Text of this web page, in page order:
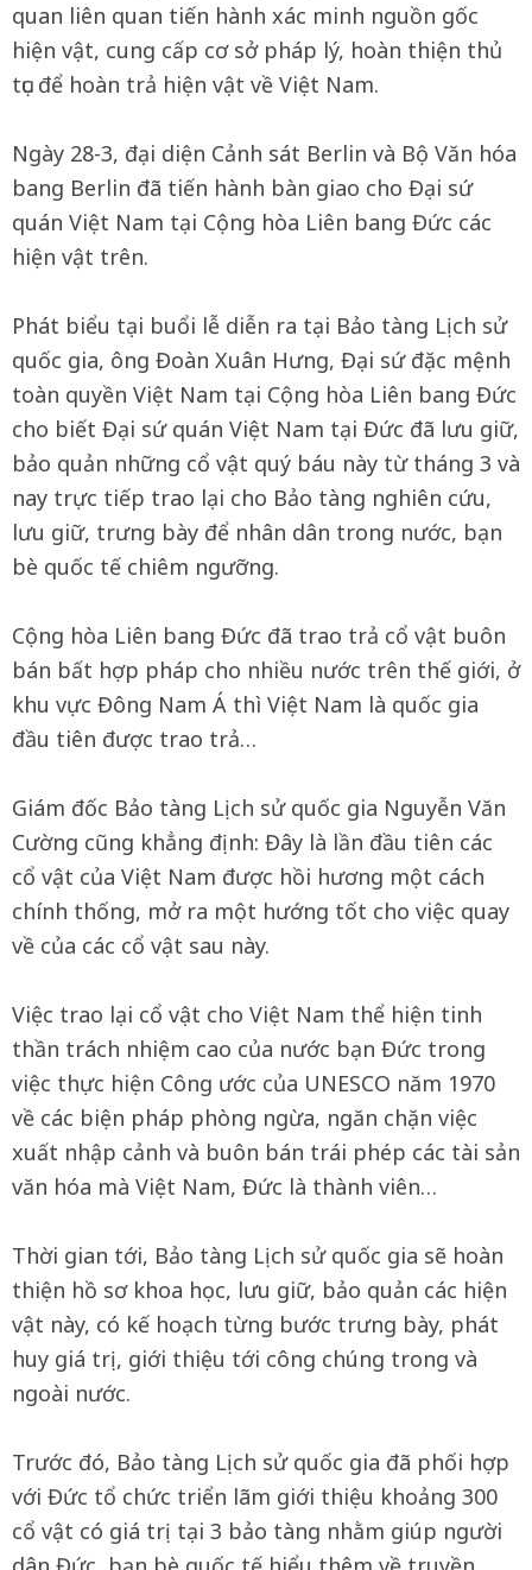
quan liên quan tiến hành xác minh nguồn gốc
hiện vật, cung cấp cơ sở pháp lý, hoàn thiện thủ
tục để hoàn trả hiện vật về Việt Nam.
Ngày 28-3, đại diện Cảnh sát Berlin và Bộ Văn hóa
bang Berlin đã tiến hành bàn giao cho Đại sứ
quán Việt Nam tại Cộng hòa Liên bang Đức các
hiện vật trên.
Phát biểu tại buổi lễ diễn ra tại Bảo tàng Lịch sử
quốc gia, ông Đoàn Xuân Hưng, Đại sứ đặc mệnh
toàn quyền Việt Nam tại Cộng hòa Liên bang Đức
cho biết Đại sứ quán Việt Nam tại Đức đã lưu giữ,
bảo quản những cổ vật quý báu này từ tháng 3 và
nay trực tiếp trao lại cho Bảo tàng nghiên cứu,
lưu giữ, trưng bày để nhân dân trong nước, bạn
bè quốc tế chiêm ngưỡng.
Cộng hòa Liên bang Đức đã trao trả cổ vật buôn
bán bất hợp pháp cho nhiều nước trên thế giới, ở
khu vực Đông Nam Á thì Việt Nam là quốc gia
đầu tiên được trao trả…
Giám đốc Bảo tàng Lịch sử quốc gia Nguyễn Văn
Cường cũng khẳng định: Đây là lần đầu tiên các
cổ vật của Việt Nam được hồi hương một cách
chính thống, mở ra một hướng tốt cho việc quay
về của các cổ vật sau này.
Việc trao lại cổ vật cho Việt Nam thể hiện tinh
thần trách nhiệm cao của nước bạn Đức trong
việc thực hiện Công ước của UNESCO năm 1970
về các biện pháp phòng ngừa, ngăn chặn việc
xuất nhập cảnh và buôn bán trái phép các tài sản
văn hóa mà Việt Nam, Đức là thành viên…
Thời gian tới, Bảo tàng Lịch sử quốc gia sẽ hoàn
thiện hồ sơ khoa học, lưu giữ, bảo quản các hiện
vật này, có kế hoạch từng bước trưng bày, phát
huy giá trị, giới thiệu tới công chúng trong và
ngoài nước.
Trước đó, Bảo tàng Lịch sử quốc gia đã phối hợp
với Đức tổ chức triển lãm giới thiệu khoảng 300
cổ vật có giá trị tại 3 bảo tàng nhằm giúp người